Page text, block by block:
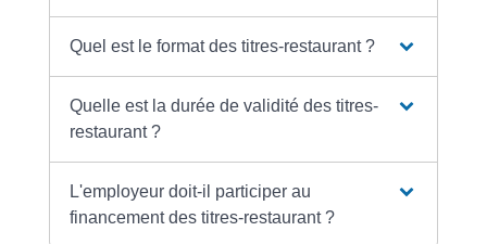
Quel est le format des titres-restaurant ?
Quelle est la durée de validité des titres-
restaurant ?
L'employeur doit-il participer au
financement des titres-restaurant ?